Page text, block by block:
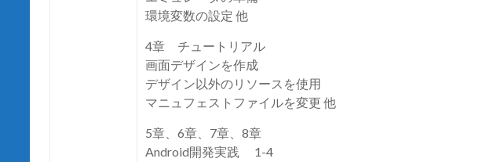
環境変数の設定 他
4章 チュートリアル
画面デザインを作成
デザイン以外のリソースを使用
マニュフェストファイルを変更 他
5章、6章、7章、8章
Android開発実践 1-4